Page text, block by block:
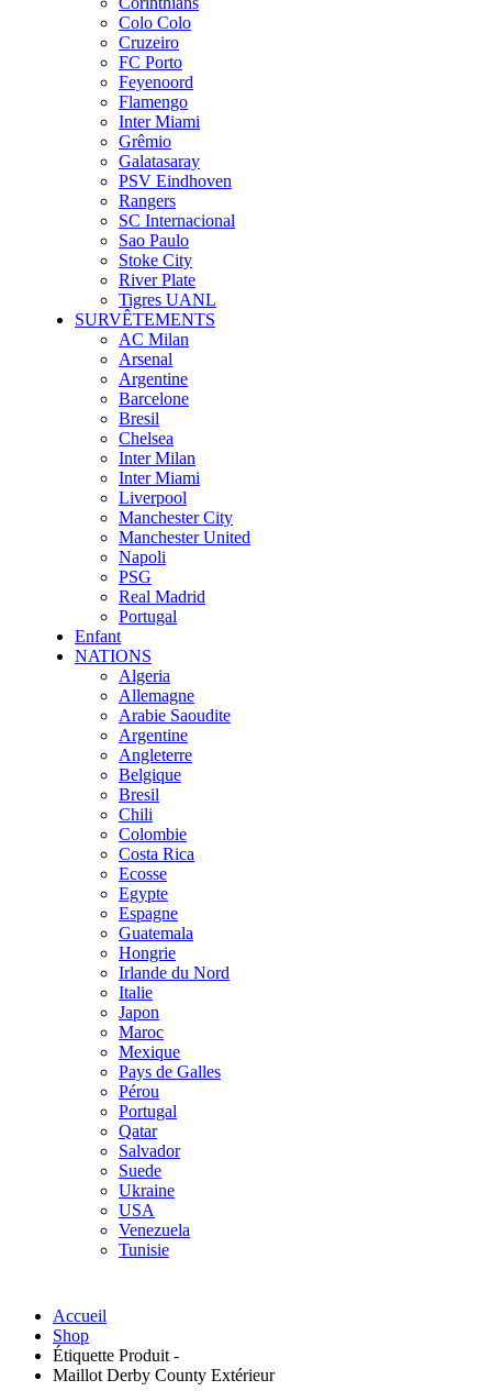
Colo Colo
Cruzeiro
FC Porto
Feyenoord
Flamengo
Inter Miami
Grêmio
Galatasaray
PSV Eindhoven
Rangers
SC Internacional
Sao Paulo
Stoke City
River Plate
Tigres UANL
SURVÊTEMENTS
AC Milan
Arsenal
Argentine
Barcelone
Bresil
Chelsea
Inter Milan
Inter Miami
Liverpool
Manchester City
Manchester United
Napoli
PSG
Real Madrid
Portugal
Enfant
NATIONS
Algeria
Allemagne
Arabie Saoudite
Argentine
Angleterre
Belgique
Bresil
Chili
Colombie
Costa Rica
Ecosse
Egypte
Espagne
Guatemala
Hongrie
Irlande du Nord
Italie
Japon
Maroc
Mexique
Pays de Galles
Pérou
Portugal
Qatar
Salvador
Suede
Ukraine
USA
Venezuela
Tunisie
Accueil
Shop
Étiquette Produit -
Maillot Derby County Extérieur